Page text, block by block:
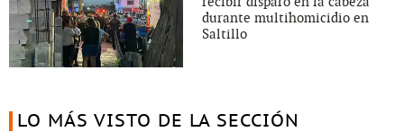
durante multihomicidio en
Saltillo
LO MÁS VISTO DE LA SECCIÓN